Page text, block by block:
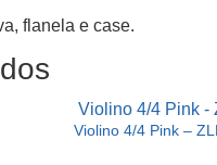
flanela e case.
Violino 4/4 Pink –